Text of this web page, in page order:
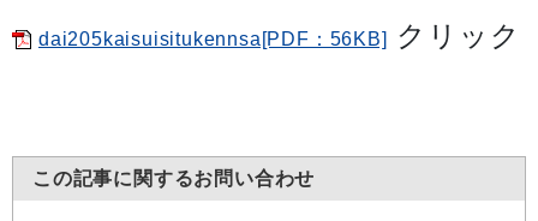
dai205kaisuisitukennsa[PDF：56KB] クリック
この記事に関するお問い合わせ